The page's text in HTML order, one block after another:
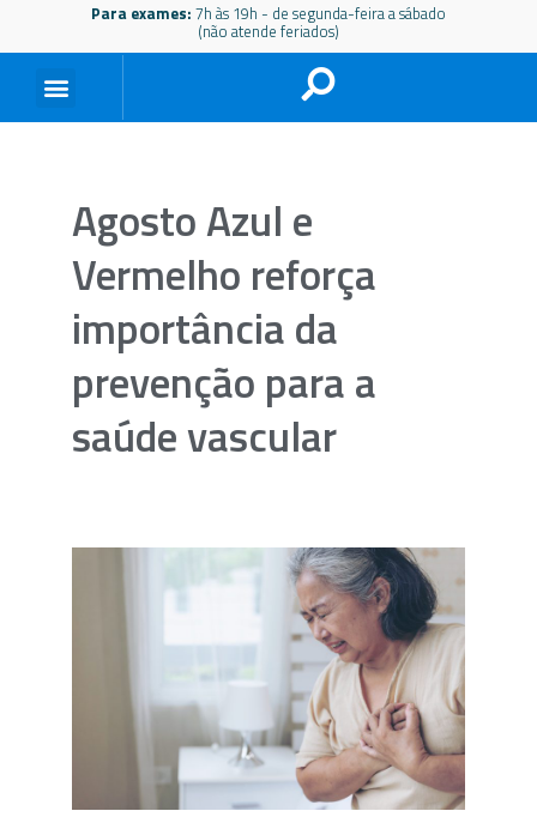
Para exames: 7h às 19h - de segunda-feira a sábado
(não atende feriados)
Agosto Azul e
Vermelho reforça
importância da
prevenção para a
saúde vascular